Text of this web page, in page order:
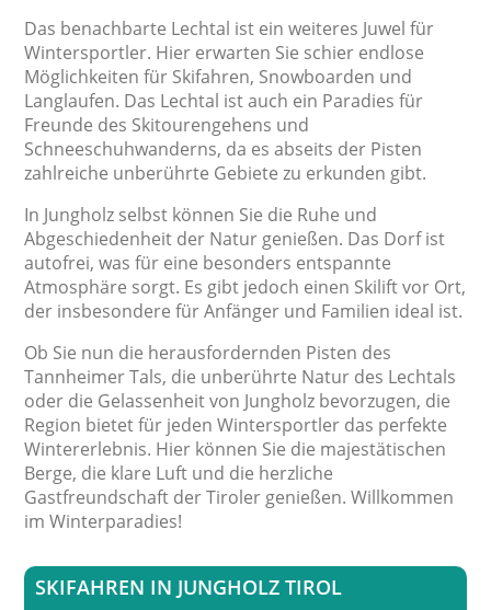
Das benachbarte Lechtal ist ein weiteres Juwel für
Wintersportler. Hier erwarten Sie schier endlose
Möglichkeiten für Skifahren, Snowboarden und
Langlaufen. Das Lechtal ist auch ein Paradies für
Freunde des Skitourengehens und
Schneeschuhwanderns, da es abseits der Pisten
zahlreiche unberührte Gebiete zu erkunden gibt.
In Jungholz selbst können Sie die Ruhe und
Abgeschiedenheit der Natur genießen. Das Dorf ist
autofrei, was für eine besonders entspannte
Atmosphäre sorgt. Es gibt jedoch einen Skilift vor Ort,
der insbesondere für Anfänger und Familien ideal ist.
Ob Sie nun die herausfordernden Pisten des
Tannheimer Tals, die unberührte Natur des Lechtals
oder die Gelassenheit von Jungholz bevorzugen, die
Region bietet für jeden Wintersportler das perfekte
Wintererlebnis. Hier können Sie die majestätischen
Berge, die klare Luft und die herzliche
Gastfreundschaft der Tiroler genießen. Willkommen
im Winterparadies!
SKIFAHREN IN JUNGHOLZ TIROL